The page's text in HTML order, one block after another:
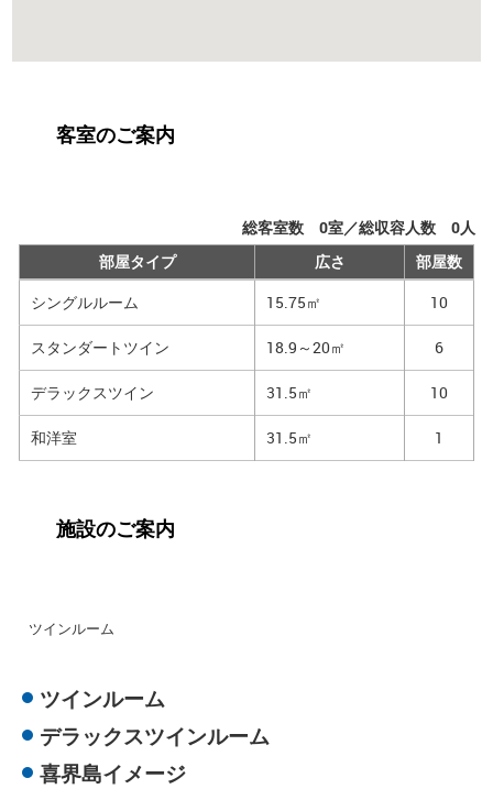
客室のご案内
総客室数 0室／総収容人数 0人
部屋タイプ
広さ
部屋数
シングルルーム
15.75㎡ 10
スタンダートツイン 18.9～20㎡ 6
デラックスツイン 31.5㎡ 10
和洋室 31.5㎡ 1
施設のご案内
ツインルーム
ツインルーム
デラックスツインルーム
喜界島イメージ